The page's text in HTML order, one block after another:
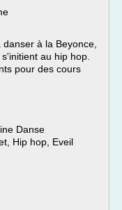
à la Beyonce,
au hip hop.
pour des cours
Danse
Hip hop, Eveil